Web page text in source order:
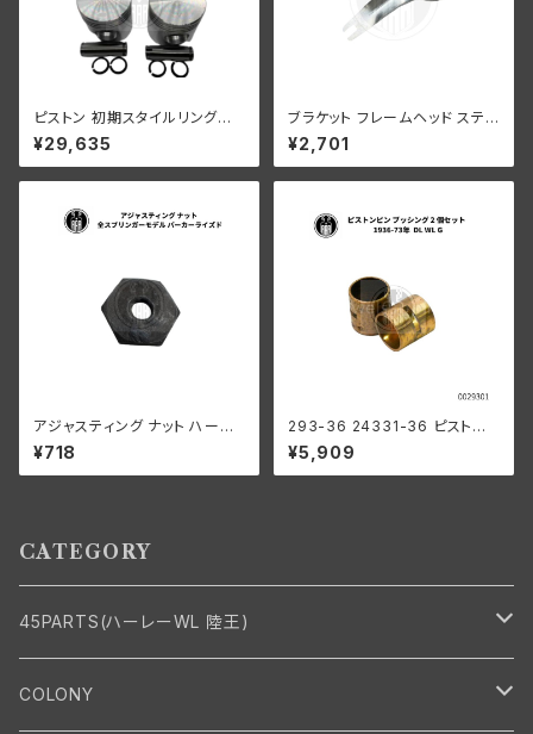
ピストン 初期スタイルリング付
き 2 個セット オープン オイル リ
ング +070" OS 1932-52年 D
L/RL/WL/G
¥29,635
ブラケット フレームヘッド ステア
リングダンパー ハーレー 1941-
1945年 EL FL UL
¥2,701
アジャスティング ナット ハーレ
ーダビッドソン 全スプリンガー
モデル パーカーライズド
¥718
293-36 24331-36 ピストン
ピンブッシング 2個組
¥5,909
CATEGORY
45PARTS(ハーレーWL 陸王)
エンジン
COLONY